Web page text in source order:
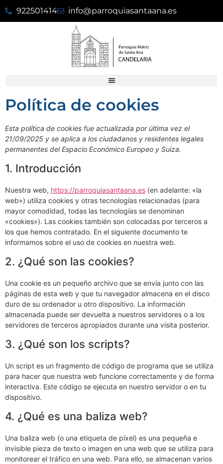
922501414 info@parroquiasantaana.es
Política de cookies
Esta política de cookies fue actualizada por última vez el
21/09/2025 y se aplica a los ciudadanos y residentes legales
permanentes del Espacio Económico Europeo y Suiza.
1. Introducción
Nuestra web, https://parroquiasantaana.es (en adelante: «la
web») utiliza cookies y otras tecnologías relacionadas (para
mayor comodidad, todas las tecnologías se denominan
«cookies»). Las cookies también son colocadas por terceros a
los que hemos contratado. En el siguiente documento te
informamos sobre el uso de cookies en nuestra web.
2. ¿Qué son las cookies?
Una cookie es un pequeño archivo que se envía junto con las
páginas de esta web y que tu navegador almacena en el disco
duro de su ordenador u otro dispositivo. La información
almacenada puede ser devuelta a nuestros servidores o a los
servidores de terceros apropiados durante una visita posterior.
3. ¿Qué son los scripts?
Un script es un fragmento de código de programa que se utiliza
para hacer que nuestra web funcione correctamente y de forma
interactiva. Este código se ejecuta en nuestro servidor o en tu
dispositivo.
4. ¿Qué es una baliza web?
Una baliza web (o una etiqueta de píxel) es una pequeña e
invisible pieza de texto o imagen en una web que se utiliza para
monitorear el tráfico en una web. Para ello, se almacenan varios